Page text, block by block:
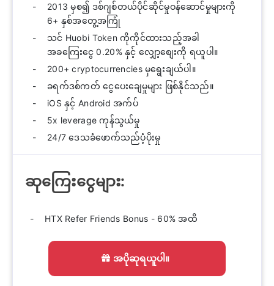
2013 မှစ၍ ဒစ်ဂျစ်တယ်ပိုင်ဆိုင်မှုဝန်ဆောင်မှုများကို
6+ နှစ်အတွေ့အကြုံ
သင် Huobi Token ကိုကိုင်ထားသည့်အခါ
အခကြေးငွေ 0.20% နှင့် လျှော့စျေးကို ရယူပါ။
200+ cryptocurrencies မှရွေးချယ်ပါ။
ခရက်ဒစ်ကတ် ငွေပေးချေမှုများ ဖြစ်နိုင်သည်။
iOS နှင့် Android အက်ပ်
5x leverage ကုန်သွယ်မှု
24/7 ဒေသခံဖောက်သည်ပံ့ပိုးမှု
ဆုကြေးငွေများ:
HTX Refer Friends Bonus - 60% အထိ
အပိုဆုရယူပါ။